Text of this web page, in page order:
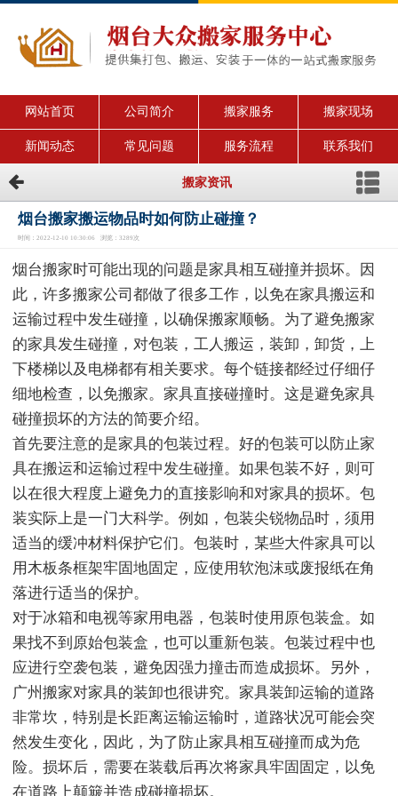
网站首页 公司简介 搬家服务 搬家现场
新闻动态 常见问题 服务流程 联系我们
搬家资讯
烟台搬家搬运物品时如何防止碰撞？
时间：2022-12-10 10:30:06 浏览：3289次
烟台搬家时可能出现的问题是家具相互碰撞并损坏。因
此，许多搬家公司都做了很多工作，以免在家具搬运和
运输过程中发生碰撞，以确保搬家顺畅。为了避免搬家
的家具发生碰撞，对包装，工人搬运，装卸，卸货，上
下楼梯以及电梯都有相关要求。每个链接都经过仔细仔
细地检查，以免搬家。家具直接碰撞时。这是避免家具
碰撞损坏的方法的简要介绍。
首先要注意的是家具的包装过程。好的包装可以防止家
具在搬运和运输过程中发生碰撞。如果包装不好，则可
以在很大程度上避免力的直接影响和对家具的损坏。包
装实际上是一门大科学。例如，包装尖锐物品时，须用
适当的缓冲材料保护它们。包装时，某些大件家具可以
用木板条框架牢固地固定，应使用软泡沫或废报纸在角
落进行适当的保护。
对于冰箱和电视等家用电器，包装时使用原包装盒。如
果找不到原始包装盒，也可以重新包装。包装过程中也
应进行空袭包装，避免因强力撞击而造成损坏。另外，
广州搬家对家具的装卸也很讲究。家具装卸运输的道路
非常坎，特别是长距离运输运输时，道路状况可能会突
然发生变化，因此，为了防止家具相互碰撞而成为危
险。损坏后，需要在装载后再次将家具牢固固定，以免
在道路上颠簸并造成碰撞损坏。